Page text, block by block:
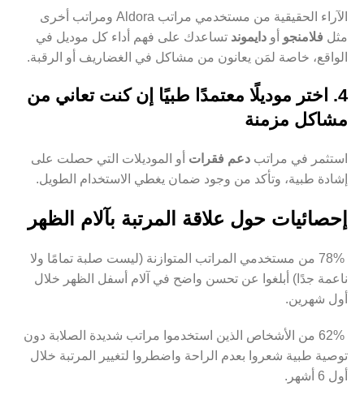
الآراء الحقيقية من مستخدمي مراتب Aldora ومراتب أخرى
مثل فلامنجو أو دايموند تساعدك على فهم أداء كل موديل في
الواقع، خاصة لمَن يعانون من مشاكل في الغضاريف أو الرقبة.
4. اختر موديلًا معتمدًا طبيًا إن كنت تعاني من
مشاكل مزمنة
استثمر في مراتب دعم فقرات أو الموديلات التي حصلت على
إشادة طبية، وتأكد من وجود ضمان يغطي الاستخدام الطويل.
إحصائيات حول علاقة المرتبة بآلام الظهر
78% من مستخدمي المراتب المتوازنة (ليست صلبة تمامًا ولا
ناعمة جدًا) أبلغوا عن تحسن واضح في آلام أسفل الظهر خلال
أول شهرين.
62% من الأشخاص الذين استخدموا مراتب شديدة الصلابة دون
توصية طبية شعروا بعدم الراحة واضطروا لتغيير المرتبة خلال
أول 6 أشهر.